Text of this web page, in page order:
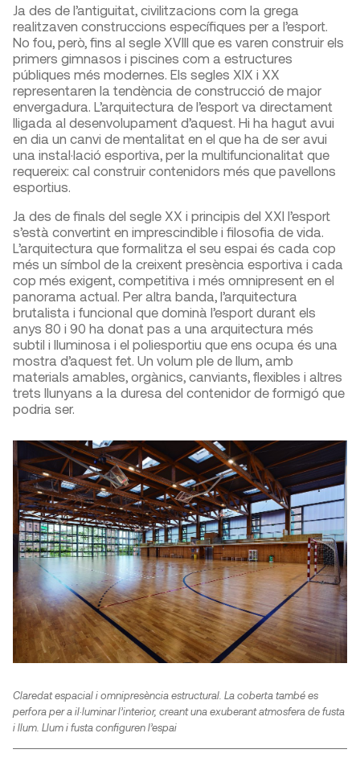
Ja des de l’antiguitat, civilitzacions com la grega
realitzaven construccions específiques per a l’esport.
No fou, però, fins al segle XVIII que es varen construir els
primers gimnasos i piscines com a estructures
públiques més modernes. Els segles XIX i XX
representaren la tendència de construcció de major
envergadura. L’arquitectura de l’esport va directament
lligada al desenvolupament d’aquest. Hi ha hagut avui
en dia un canvi de mentalitat en el que ha de ser avui
una instal·lació esportiva, per la multifuncionalitat que
requereix: cal construir contenidors més que pavellons
esportius.
Ja des de finals del segle XX i principis del XXI l’esport
s’està convertint en imprescindible i filosofia de vida.
L’arquitectura que formalitza el seu espai és cada cop
més un símbol de la creixent presència esportiva i cada
cop més exigent, competitiva i més omnipresent en el
panorama actual. Per altra banda, l’arquitectura
brutalista i funcional que dominà l’esport durant els
anys 80 i 90 ha donat pas a una arquitectura més
subtil i lluminosa i el poliesportiu que ens ocupa és una
mostra d’aquest fet. Un volum ple de llum, amb
materials amables, orgànics, canviants, flexibles i altres
trets llunyans a la duresa del contenidor de formigó que
podria ser.
Claredat espacial i omnipresència estructural. La coberta també es
perfora per a il·luminar l’interior, creant una exuberant atmosfera de fusta
i llum. Llum i fusta configuren l’espai